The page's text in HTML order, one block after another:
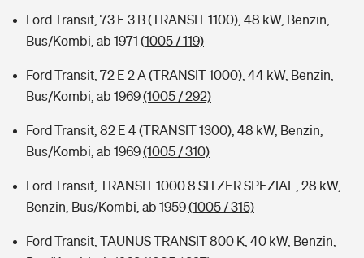
Ford Transit, 73 E 3 B (TRANSIT 1100), 48 kW, Benzin,
Bus/Kombi, ab 1971 (1005 / 119)
Ford Transit, 72 E 2 A (TRANSIT 1000), 44 kW, Benzin,
Bus/Kombi, ab 1969(1005 / 292)
Ford Transit, 82 E 4 (TRANSIT 1300), 48 kW, Benzin,
Bus/Kombi, ab 1969(1005 / 310)
Ford Transit, TRANSIT 1000 8 SITZER SPEZIAL, 28 kW,
Benzin, Bus/Kombi, ab 1959(1005 / 315)
Ford Transit, TAUNUS TRANSIT 800 K, 40 kW, Benzin,